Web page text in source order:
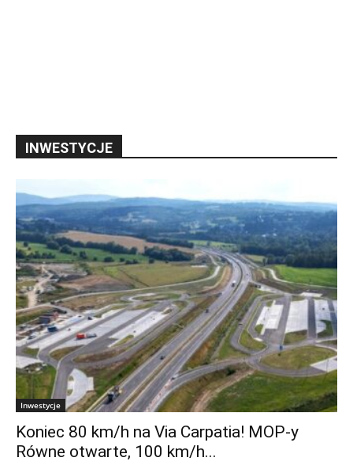
INWESTYCJE
Inwestycje
Koniec 80 km/h na Via Carpatia! MOP-y
Równe otwarte, 100 km/h...